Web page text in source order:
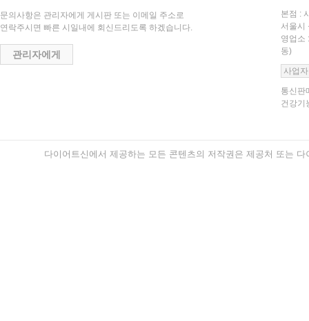
문의사항은 관리자에게 게시판 또는 이메일 주소로
연락주시면 빠른 시일내에 회신드리도록 하겠습니다.
관리자에게
본점 :
서울시
영업소
동)
사업
통신판
건강기
다이어트신에서 제공하는 모든 콘텐츠의 저작권은 제공처 또는